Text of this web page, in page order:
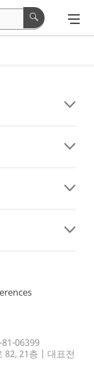
06399
82, 21층 | 대표전